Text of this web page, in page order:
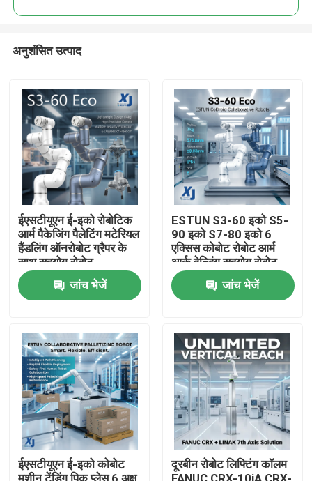
उत्पाद
वीडियो
हमारे बारे में
अनुशंसित उत्पाद
ईएसटीयूएन ई-इको रोबोटिक
आर्म पैकेजिंग पैलेटिंग मटेरियल
हैंडलिंग ऑनरोबोट ग्रैपर के
साथ सहयोग रोबोट
जांच भेजें
ESTUN S3-60 इको S5-
90 इको S7-80 इको 6
एक्सिस कोबोट रोबोट आर्म
आर्क वेल्डिंग सहयोग रोबोट
सीएनजीबीएस वेल्डिंग
पोजिशनिंग जांच भेजें
ईएसटीयूएन ई-इको कोबोट
दूरबीन रोबोट लिफ्टिंग कॉलम